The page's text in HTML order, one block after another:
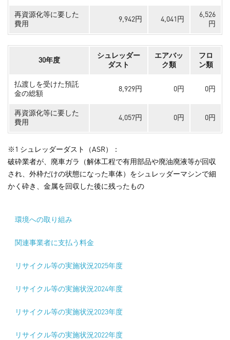
再資源化等に要した
費用
9,942円 4,041円
6,526
円
30年度
シュレッダー
ダスト
エアバッ
ク類
フロ
ン類
払渡しを受けた預託
金の総額
8,929円 0円 0円
再資源化等に要した
費用
4,057円 0円 0円
※1 シュレッダーダスト（ASR）：
破砕業者が、廃車ガラ（解体工程で有用部品や廃油廃液等が回収
され、外枠だけの状態になった車体）をシュレッダーマシンで細
かく砕き、金属を回収した後に残ったもの
環境への取り組み
関連事業者に支払う料金
リサイクル等の実施状況2025年度
リサイクル等の実施状況2024年度
リサイクル等の実施状況2023年度
リサイクル等の実施状況2022年度